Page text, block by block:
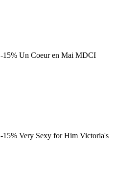
-15% Un Coeur en Mai MDCI
-15% Very Sexy for Him Victoria's